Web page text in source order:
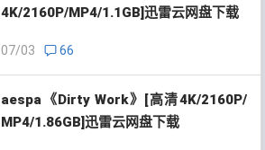
4K/2160P/MP4/1.1GB]迅雷云网盘下载
07/03 66
aespa《Dirty Work》[高清4K/2160P/
MP4/1.86GB]迅雷云网盘下载